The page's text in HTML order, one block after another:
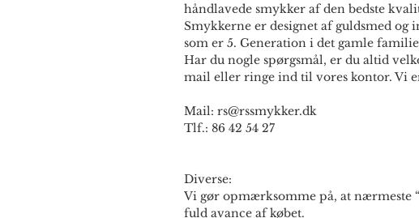
håndlavede smykker af den bedste
Smykkerne er designet af guldsmed og
som er 5. Generation i det gamle
Har du nogle spørgsmål, er du altid
mail eller ringe ind til vores kontor. Vi
Mail: rs@rssmykker.dk
Tlf.: 86 42 54 27
Diverse:
Vi gør opmærksomme på, at nærmeste
fuld avance af købet.